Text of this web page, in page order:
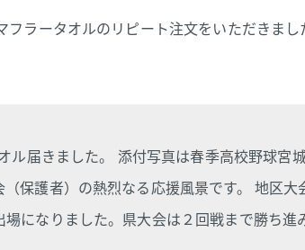
ラータオルのリピート注文をいただきま
届きました。 添付写真は春季高校野球宮
保護者）の熱烈なる応援風景です。 地区大
になりました。県大会は２回戦まで勝ち進